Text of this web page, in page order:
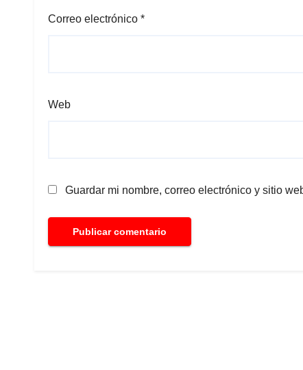
Correo electrónico *
Web
Guardar mi nombre, correo electrónico y sitio